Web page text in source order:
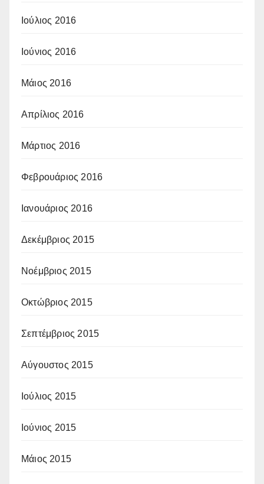
Ιούλιος 2016
Ιούνιος 2016
Μάιος 2016
Απρίλιος 2016
Μάρτιος 2016
Φεβρουάριος 2016
Ιανουάριος 2016
Δεκέμβριος 2015
Νοέμβριος 2015
Οκτώβριος 2015
Σεπτέμβριος 2015
Αύγουστος 2015
Ιούλιος 2015
Ιούνιος 2015
Μάιος 2015